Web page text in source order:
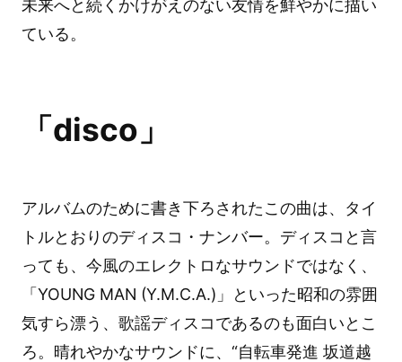
未来へと続くかけがえのない友情を鮮やかに描い
ている。
「disco」
アルバムのために書き下ろされたこの曲は、タイ
トルとおりのディスコ・ナンバー。ディスコと言
っても、今風のエレクトロなサウンドではなく、
「YOUNG MAN (Y.M.C.A.)」といった昭和の雰囲
気すら漂う、歌謡ディスコであるのも面白いとこ
ろ。晴れやかなサウンドに、“自転車発進 坂道越